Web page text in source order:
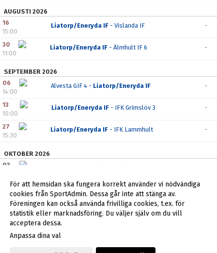
AUGUSTI 2026
16
15:00
Liatorp/Eneryda IF - Vislanda IF -
30
11:00
Liatorp/Eneryda IF - Älmhult IF 6 -
SEPTEMBER 2026
06
14:00
Alvesta GIF 4 - Liatorp/Eneryda IF -
13
10:00
Liatorp/Eneryda IF - IFK Grimslöv 3 -
27
15:30
Liatorp/Eneryda IF - IFK Lammhult -
OKTOBER 2026
03
Gå till Webbversion
För att hemsidan ska fungera korrekt använder vi nödvändiga
cookies från SportAdmin. Dessa går inte att stänga av.
Föreningen kan också använda frivilliga cookies, t.ex. för
statistik eller marknadsföring. Du väljer själv om du vill
acceptera dessa.
Anpassa dina val